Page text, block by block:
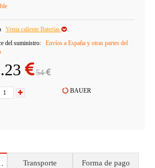
Venta caliente Baterías
del suministro:
Envíos a España y otras partes del
54
BAUER
Transporte Forma de pago